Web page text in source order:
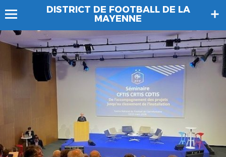
DISTRICT DE FOOTBALL DE LA
MAYENNE